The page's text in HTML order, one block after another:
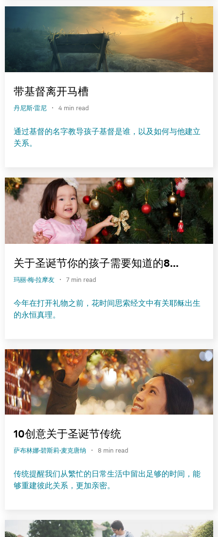
带基督离开马槽
丹尼斯·雷尼 · 4 min read
通过基督的名字教导孩子基督是谁，以及如何与他建立
关系。
关于圣诞节你的孩子需要知道的8...
玛丽·梅·拉摩友 · 7 min read
今年在打开礼物之前，花时间思索经文中有关耶稣出生
的永恒真理。
10创意关于圣诞节传统
萨布林娜·碧斯莉·麦克唐纳 · 8 min read
传统提醒我们从繁忙的日常生活中留出足够的时间，能
够重建彼此关系，更加亲密。